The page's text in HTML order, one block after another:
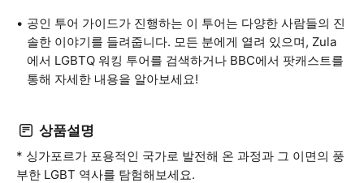
공인 투어 가이드가 진행하는 이 투어는 다양한 사람들의 진
솔한 이야기를 들려줍니다. 모든 분에게 열려 있으며, Zula
에서 LGBTQ 워킹 투어를 검색하거나 BBC에서 팟캐스트를
통해 자세한 내용을 알아보세요!
상품설명
* 싱가포르가 포용적인 국가로 발전해 온 과정과 그 이면의 풍
부한 LGBT 역사를 탐험해보세요.